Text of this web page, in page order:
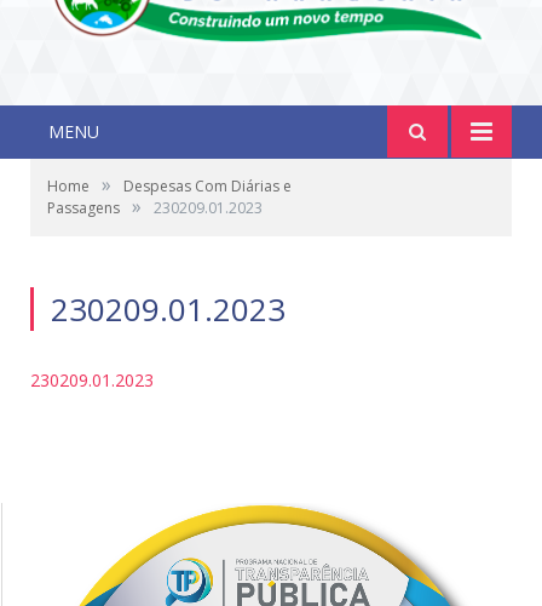
MENU
Home »
Despesas Com Diárias e
Passagens » 230209.01.2023
230209.01.2023
230209.01.2023